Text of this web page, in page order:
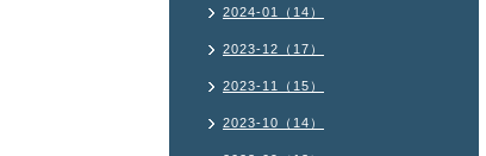
2024-01（14）
2023-12（17）
2023-11（15）
2023-10（14）